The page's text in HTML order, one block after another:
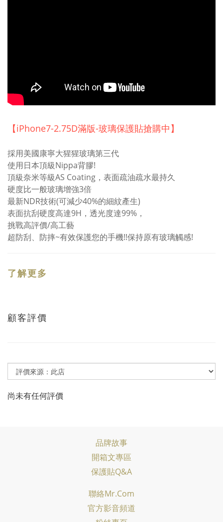
【iPhone7-2.75D滿版-玻璃保護貼搶購中】
採用美國康寧大猩猩玻璃第三代
使用日本頂級Nippa背膠!
頂級奈米等級AS Coating，表面疏油疏水最持久
硬度比一般玻璃增強3倍
最新NDR技術(可減少40%的細紋產生)
表面抗刮硬度高達9H，透光度達99%，
挑戰高評價/高工藝
超防刮、防摔~有效保護您的手機!!保持原有玻璃觸感!
了解更多
顧客評價
尚未有任何評價
品牌故事
開箱文專區
保護貼Q&A
聯絡Mr.com
官方影音頻道